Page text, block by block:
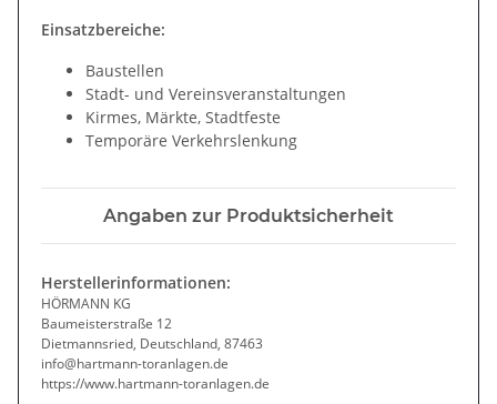
Einsatzbereiche:
Baustellen
Stadt- und Vereinsveranstaltungen
Kirmes, Märkte, Stadtfeste
Temporäre Verkehrslenkung
Angaben zur Produktsicherheit
Herstellerinformationen:
HÖRMANN KG
Baumeisterstraße 12
Dietmannsried, Deutschland, 87463
info@hartmann-toranlagen.de
https://www.hartmann-toranlagen.de